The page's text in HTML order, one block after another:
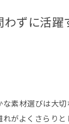
ずに活躍
素材選びは大
がよくさらりと